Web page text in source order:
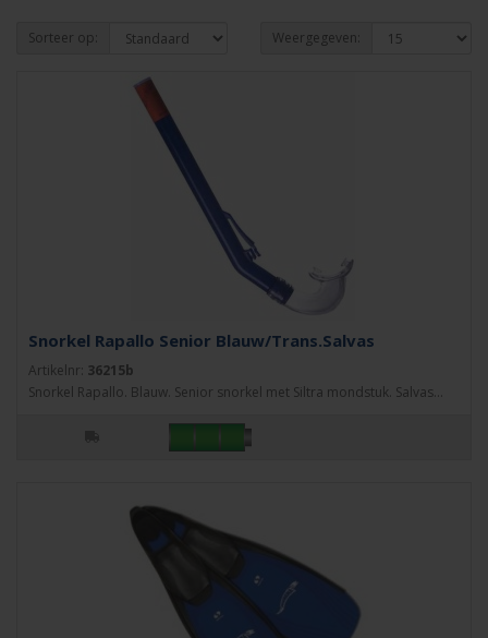
Sorteer op: Weergegeven:
Snorkel Rapallo Senior Blauw/Trans.Salvas
Artikelnr: 36215b
Snorkel Rapallo. Blauw. Senior snorkel met Siltra mondstuk. Salvas...